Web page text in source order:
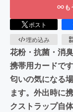
も
ポスト
埋め込み
花粉・抗菌・消
携帯用カードで
匂いの気になる
ます。外出時に
クストラップ自